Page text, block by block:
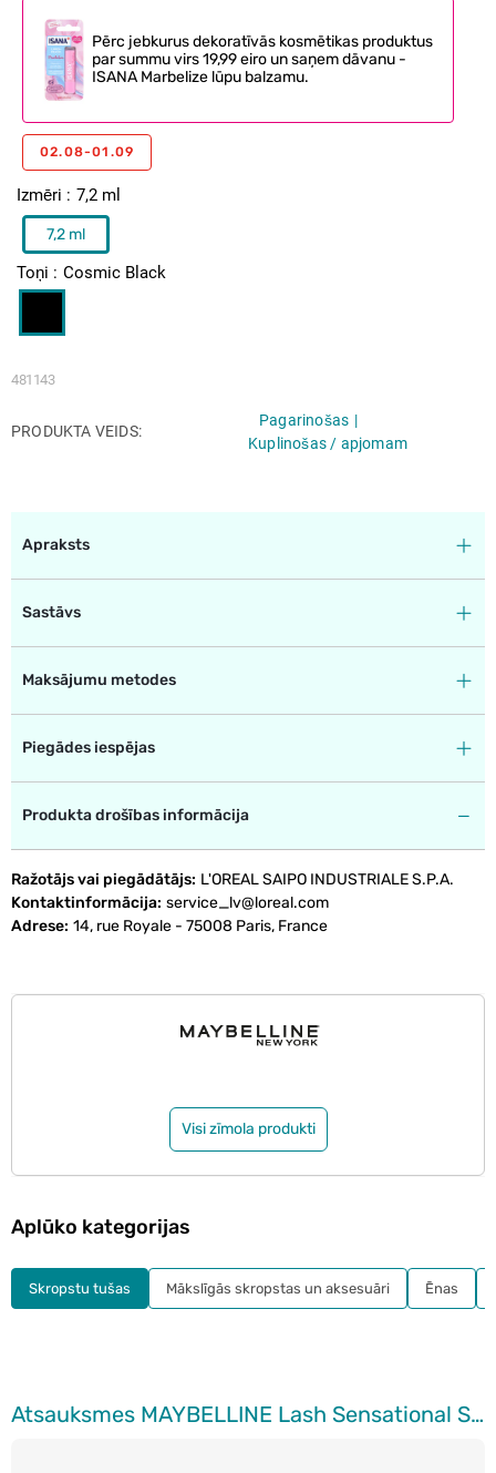
481143
Izmēri 7,2 ml
7,2 ml
Toņi Cosmic Black
Pērc jebkurus dekoratīvās kosmētikas produktus
par summu virs 19,99 eiro un saņem dāvanu -
ISANA Marbelize lūpu balzamu.
02.08-01.09
PRODUKTA VEIDS
Pagarinošas
Kuplinošas / apjomam
Apraksts
Sastāvs
Maksājumu metodes
Piegādes iespējas
Produkta drošības informācija
Ražotājs vai piegādātājs L'OREAL SAIPO INDUSTRIALE S.P.A.
Kontaktinformācija service_lv@loreal.com
Adrese 14, rue Royale - 75008 Paris, France
Visi zīmola produkti
Atsauksmes MAYBELLINE Lash Sensational Sky High skropstu tuša, 7.2ml
Aplūko kategorijas
Skropstu tušas Mākslīgās skropstas un aksesuāri Ēnas